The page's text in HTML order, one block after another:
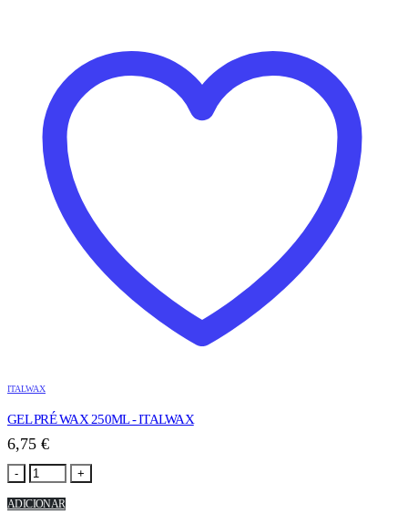
ITALWAX
GEL PRÉ WAX 250ML - ITALWAX
6,75 €
- +
ADICIONAR